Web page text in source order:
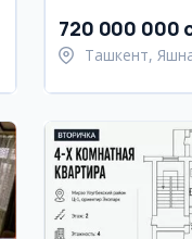
720 000 000
Ташкент,